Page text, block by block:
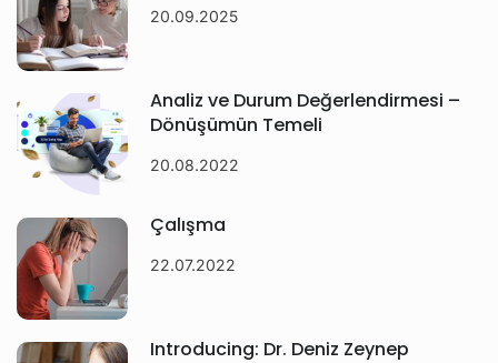
20.09.2025
Analiz ve Durum Değerlendirmesi –
Dönüşümün Temeli
20.08.2022
Çalışma
22.07.2022
Introducing: Dr. Deniz Zeynep